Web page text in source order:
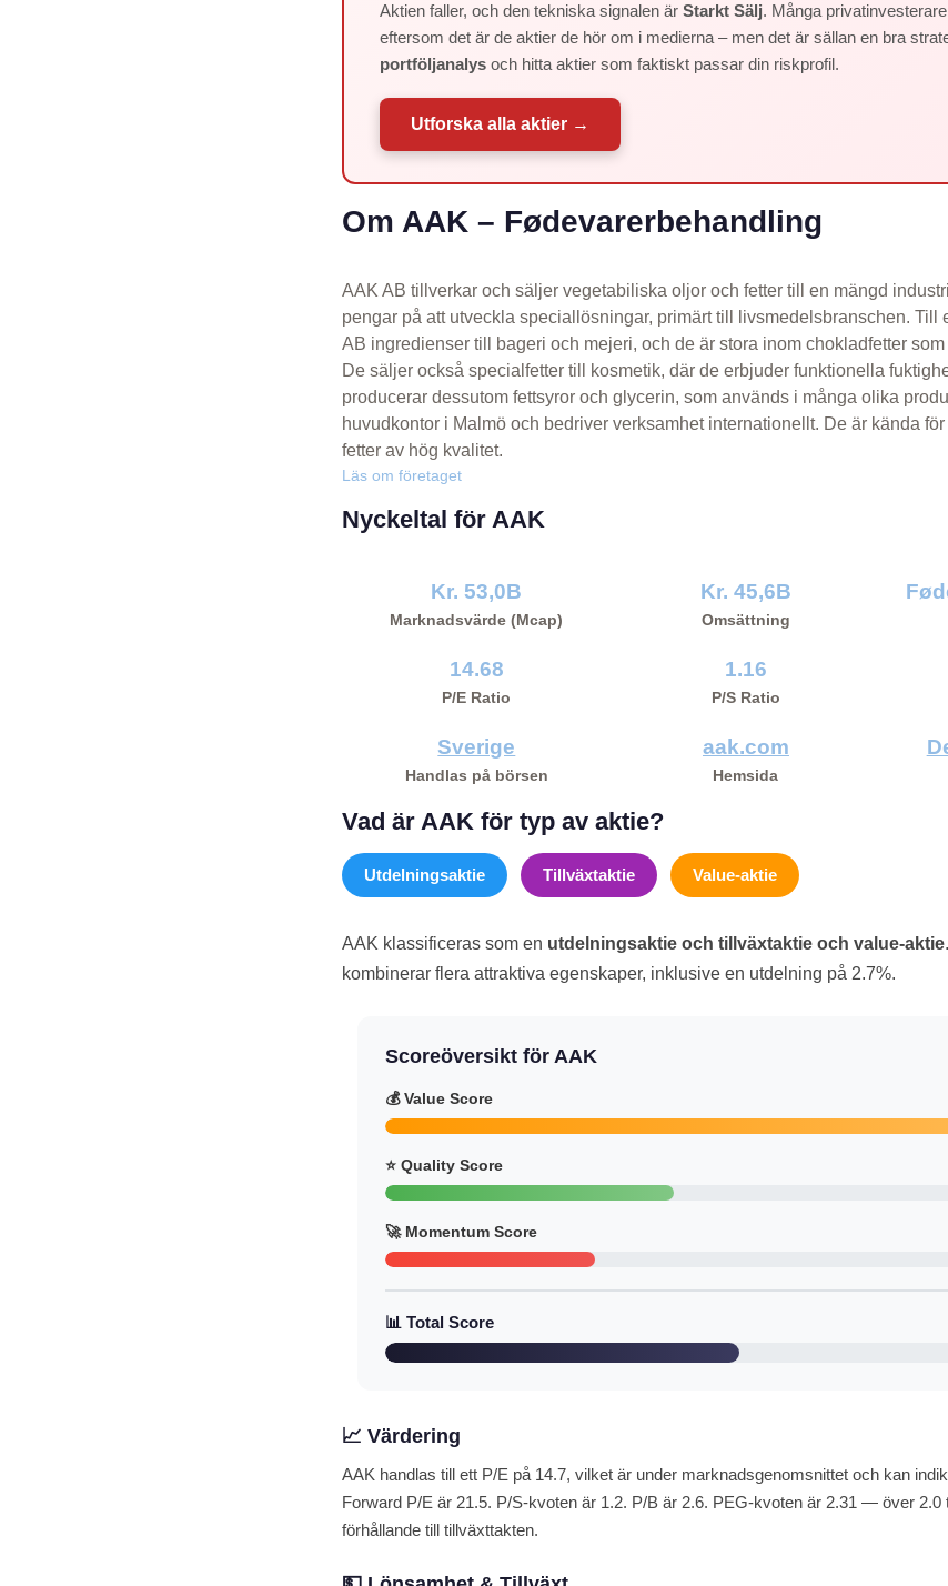
Aktien faller, och den tekniska signalen är Starkt Sälj. Många
eftersom det är de aktier de hör om i medierna – men det är sällan en bra
portföljanalys och hitta aktier som faktiskt passar din riskprofil.
Utforska alla aktier →
Om AAK – Fødevarerbehandling
AAK AB tillverkar och säljer vegetabiliska oljor och fetter till en mängd
pengar på att utveckla speciallösningar, primärt till livsmedelsbranschen. Till
AB ingredienser till bageri och mejeri, och de är stora inom chokladfetter
De säljer också specialfetter till kosmetik, där de erbjuder funktionella
producerar dessutom fettsyror och glycerin, som används i många olika
huvudkontor i Malmö och bedriver verksamhet internationellt. De är kända
fetter av hög kvalitet.
Läs om företaget
Nyckeltal för AAK
Kr. 53,0B
Marknadsvärde (Mcap)
Kr. 45,6B
Omsättning
14.68
P/E Ratio
1.16
P/S Ratio
Sverige
Handlas på börsen
aak.com
Hemsida
Vad är AAK för typ av aktie?
Utdelningsaktie Tillväxtaktie Value-aktie
AAK klassificeras som en utdelningsaktie och tillväxtaktie och value-aktie
kombinerar flera attraktiva egenskaper, inklusive en utdelning på 2.7%.
Scoreöversikt för AAK
💰 Value Score
⭐ Quality Score
🚀 Momentum Score
📊 Total Score
📈 Värdering
AAK handlas till ett P/E på 14.7, vilket är under marknadsgenomsnittet och kan
Forward P/E är 21.5. P/S-kvoten är 1.2. P/B är 2.6. PEG-kvoten är 2.31 — över 2.0
förhållande till tillväxttakten.